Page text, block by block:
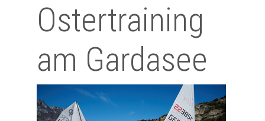
Ostertraining
am Gardasee